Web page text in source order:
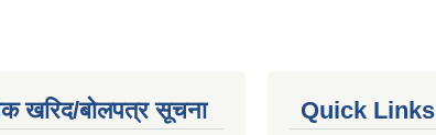
खरिद/बोलपत्र सूचना Quick Links